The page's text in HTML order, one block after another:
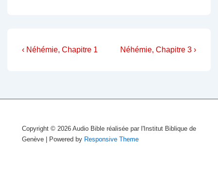
Navigation
Previous
‹ Néhémie, Chapitre 1
Next
Néhémie, Chapitre 3 ›
Copyright © 2026 Audio Bible réalisée par l'Institut Biblique de
Genève
| Powered by Responsive Theme